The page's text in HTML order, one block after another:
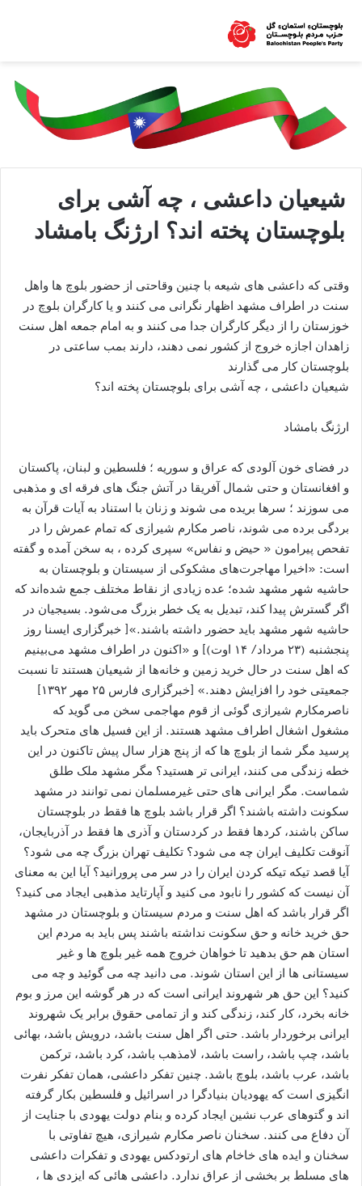
شیعیان داعشی ، چه آشی برای
بلوچستان پخته اند؟ ارژنگ بامشاد
وقتی که داعشی های شیعه با چنین وقاحتی از حضور بلوچ ها واهل
سنت در اطراف مشهد اظهار نگرانی می کنند و یا کارگران بلوچ در
خوزستان را از دیگر کارگران جدا می کنند و به امام جمعه اهل سنت
زاهدان اجازه خروج از کشور نمی دهند، دارند بمب ساعتی در
بلوچستان کار می گذارند
شیعیان داعشی ، چه آشی برای بلوچستان پخته اند؟
ارژنگ بامشاد
در فضای خون آلودی که عراق و سوریه ؛ فلسطین و لبنان، پاکستان
و افغانستان و حتی شمال آفریقا در آتش جنگ های فرقه ای و مذهبی
می سوزند ؛ سرها بریده می شوند و زنان با استناد به آیات قرآن به
بردگی برده می شوند، ناصر مکارم شیرازی که تمام عمرش را در
تفحص پیرامون « حیض و نفاس» سپری کرده ، به سخن آمده و گفته
است: «اخیرا مهاجرت‌های مشکوکی از سیستان و بلوچستان به
حاشیه شهر مشهد شده؛ عده زیادی از نقاط مختلف جمع شده‌اند که
اگر گسترش پیدا کند، تبدیل به یک خطر بزرگ می‌شود. بسیجیان در
حاشیه شهر مشهد باید حضور داشته باشند.»[ خبرگزاری ایسنا روز
پنجشنبه (۲۳ مرداد/ ۱۴ اوت)] و «اکنون در اطراف مشهد می‌بینیم
که اهل سنت در حال خرید زمین و خانه‌ها از شیعیان هستند تا نسبت
جمعیتی خود را افزایش دهند.» [خبرگزاری فارس ۲۵ مهر ۱۳۹۲]
ناصرمکارم شیرازی گوئی از قوم مهاجمی سخن می گوید که
مشغول اشغال اطراف مشهد هستند. از این فسیل های متحرک باید
پرسید مگر شما از بلوچ ها که از پنج هزار سال پیش تاکنون در این
خطه زندگی می کنند، ایرانی تر هستید؟ مگر مشهد ملک طلق
شماست. مگر ایرانی های حتی غیرمسلمان نمی توانند در مشهد
سکونت داشته باشند؟ اگر قرار باشد بلوچ ها فقط در بلوچستان
ساکن باشند، کردها فقط در کردستان و آذری ها فقط در آذربایجان،
آنوقت تکلیف ایران چه می شود؟ تکلیف تهران بزرگ چه می شود؟
آیا قصد تیکه تیکه کردن ایران را در سر می پرورانید؟ آیا این به معنای
آن نیست که کشور را نابود می کنید و آپارتاید مذهبی ایجاد می کنید؟
اگر قرار باشد که اهل سنت و مردم سیستان و بلوچستان در مشهد
حق خرید خانه و حق سکونت نداشته باشند پس باید به مردم این
استان هم حق بدهید تا خواهان خروج همه غیر بلوچ ها و غیر
سیستانی ها از این استان شوند. می دانید چه می گوئید و چه می
کنید؟ این حق هر شهروند ایرانی است که در هر گوشه این مرز و بوم
خانه بخرد، کار کند، زندگی کند و از تمامی حقوق برابر یک شهروند
ایرانی برخوردار باشد. حتی اگر اهل سنت باشد، درویش باشد، بهائی
باشد، چپ باشد، راست باشد، لامذهب باشد، کرد باشد، ترکمن
باشد، عرب باشد، بلوچ باشد. چنین تفکر داعشی، همان تفکر نفرت
انگیزی است که یهودیان بنیادگرا در اسرائیل و فلسطین بکار گرفته
اند و گتوهای عرب نشین ایجاد کرده و بنام دولت یهودی با جنایت از
آن دفاع می کنند. سخنان ناصر مکارم شیرازی، هیچ تفاوتی با
سخنان و ایده های خاخام های ارتودکس یهودی و تفکرات داعشی
های مسلط بر بخشی از عراق ندارد. داعشی هائی که ایزدی ها ،